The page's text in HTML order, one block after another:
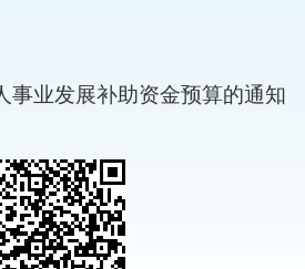
事业发展补助资金预算的通知